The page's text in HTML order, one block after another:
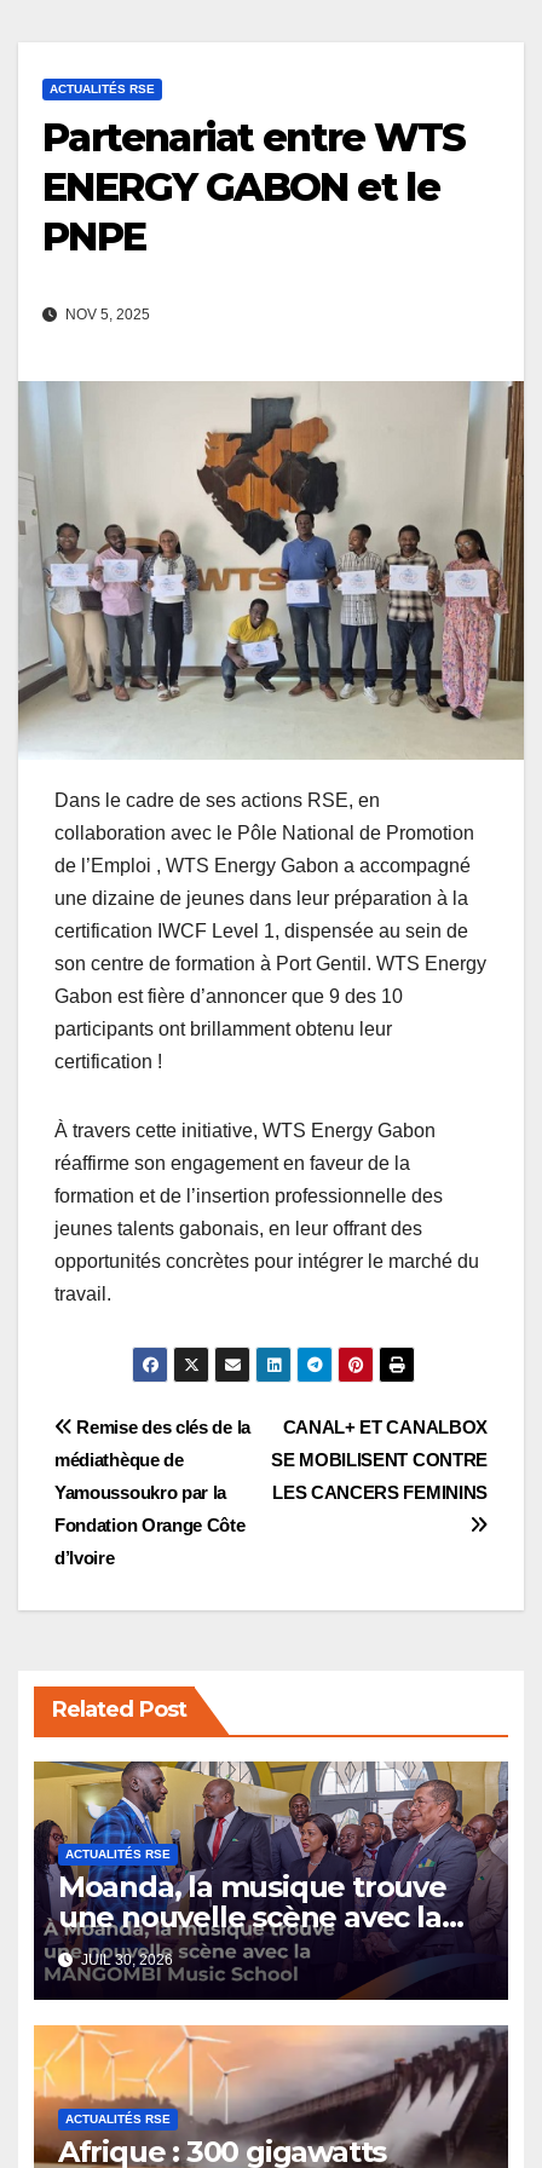
ACTUALITÉS RSE
Partenariat entre WTS
ENERGY GABON et le
PNPE
NOV 5, 2025
Dans le cadre de ses actions RSE, en
collaboration avec le Pôle National de Promotion
de l’Emploi , WTS Energy Gabon a accompagné
une dizaine de jeunes dans leur préparation à la
certification IWCF Level 1, dispensée au sein de
son centre de formation à Port Gentil. WTS Energy
Gabon est fière d’annoncer que 9 des 10
participants ont brillamment obtenu leur
certification !
À travers cette initiative, WTS Energy Gabon
réaffirme son engagement en faveur de la
formation et de l’insertion professionnelle des
jeunes talents gabonais, en leur offrant des
opportunités concrètes pour intégrer le marché du
travail.
Navigation
de
l’article
CANAL+ ET CANALBOX
SE MOBILISENT CONTRE
LES CANCERS FEMININS
Remise des clés de la
médiathèque de
Yamoussoukro par la
Fondation Orange Côte
d’Ivoire
Related Post
ACTUALITÉS RSE
Moanda, la musique trouve
une nouvelle scène avec la
MANGOMBI Music School
JUIL 30, 2026
ACTUALITÉS RSE
Afrique : 300 gigawatts